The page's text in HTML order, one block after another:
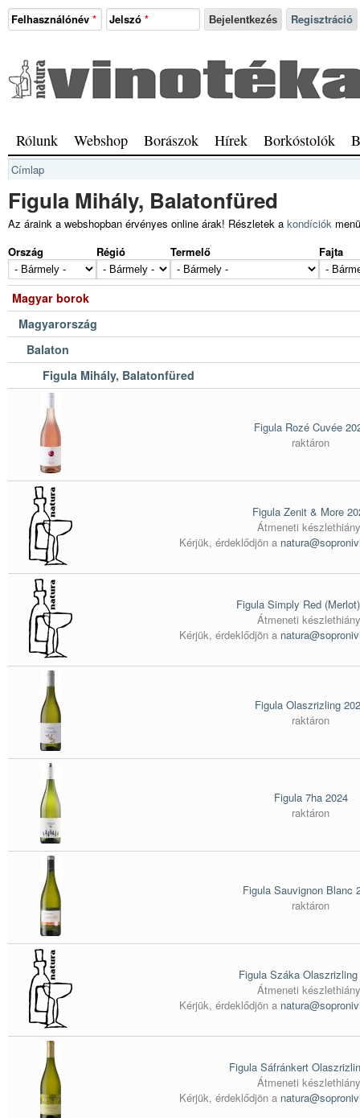
Ugrás a tartalomra
Felhasználónév * Jelszó * Regisztráció
Natura
Vinotéka
Főmenü
Rólunk Webshop Borászok Hírek Borkóstolók
Jelenlegi hely
Címlap
Figula Mihály, Balatonfüred
Az áraink a webshopban érvényes online árak! Részletek a kondíciók
Ország
Régió Termelő Fajta
Magyar borok
Magyarország
Balaton
Figula Mihály, Balatonfüred
Figula Rozé Cuvée
raktáron
Figula Zenit & More
Átmeneti
Kérjük, érdeklődjön a
Figula Simply Red
Átmeneti
Kérjük, érdeklődjön a
Figula Olaszrizling
raktáron
Figula 7ha 2024
raktáron
Figula Sauvignon Blanc
raktáron
Figula Száka Olaszrizling
Átmeneti
Kérjük, érdeklődjön a
Figula Sáfránkert
Átmeneti
Kérjük, érdeklődjön a